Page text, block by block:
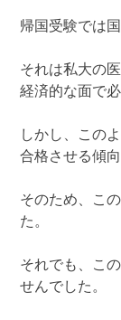
帰国受験では
それは私大の
経済的な面で
しかし、この
合格させる傾
そのため、こ
た。
それでも、こ
せんでした。